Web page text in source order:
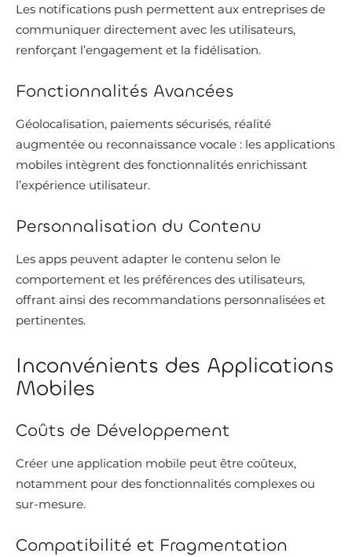
Les notifications push permettent aux entreprises de
communiquer directement avec les utilisateurs,
renforçant l’engagement et la fidélisation.
Fonctionnalités Avancées
Géolocalisation, paiements sécurisés, réalité
augmentée ou reconnaissance vocale : les applications
mobiles intègrent des fonctionnalités enrichissant
l’expérience utilisateur.
Personnalisation du Contenu
Les apps peuvent adapter le contenu selon le
comportement et les préférences des utilisateurs,
offrant ainsi des recommandations personnalisées et
pertinentes.
Inconvénients des Applications
Mobiles
Coûts de Développement
Créer une application mobile peut être coûteux,
notamment pour des fonctionnalités complexes ou
sur-mesure.
Compatibilité et Fragmentation